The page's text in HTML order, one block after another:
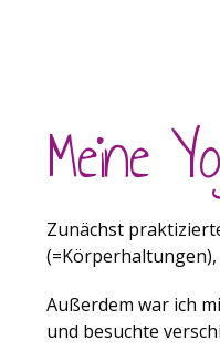
Meine
Zunächst
Außerdem war ich
und besuchte